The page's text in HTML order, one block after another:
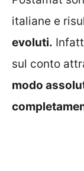
italiane e
evoluti.
sul conto
modo